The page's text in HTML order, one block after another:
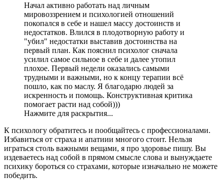
Начал активно работать над личным
мировоззрением и психологией отношений
покопался в себе и нашел массу достоинств и
недостатков. Влился в плодотворную работу и
"убил" недостатки выставив достоинства на
первый план. Как пояснил психолог сначала
усилил самое сильное в себе и далее утопил
плохое. Первый недели оказались самыми
трудными и важными, но к концу терапии всё
пошло, как по маслу. Я благодарю людей за
искренность и помощь. Конструктивная критика
помогает расти над собой)))
Нажмите для раскрытия...
К психологу обратитесь и пообщайтесь с профессионалами.
Избавиться от страха и апатиии многого стоит. Нельзя
играться столь важными вещами, я про здоровье пишу. Вы
издеваетесь над собой в прямом смысле слова и вынуждаете
психику бороться со страхами, которые изначально не можете
победить.